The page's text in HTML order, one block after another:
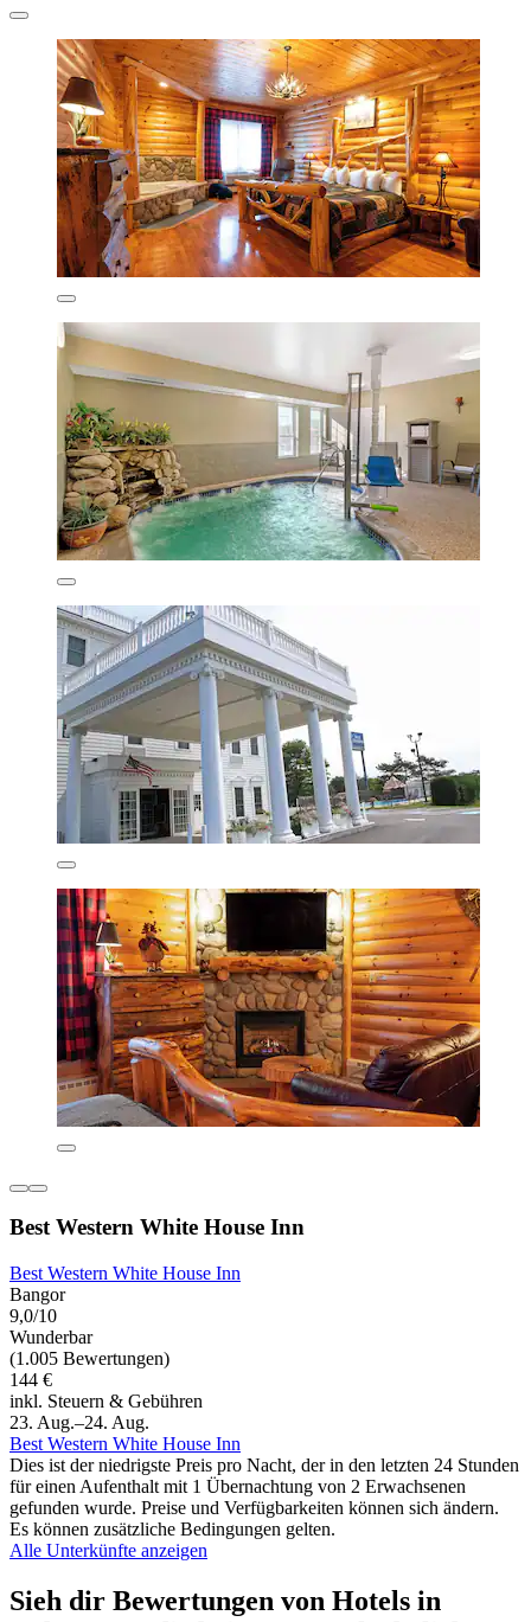
Best Western White House Inn
Best Western White House Inn
Bangor
9,0/10
Wunderbar
(1.005 Bewertungen)
144 €
inkl. Steuern & Gebühren
23. Aug.–24. Aug.
Best Western White House Inn
Dies ist der niedrigste Preis pro Nacht, der in den letzten 24 Stunden
für einen Aufenthalt mit 1 Übernachtung von 2 Erwachsenen
gefunden wurde. Preise und Verfügbarkeiten können sich ändern.
Es können zusätzliche Bedingungen gelten.
Alle Unterkünfte anzeigen
Sieh dir Bewertungen von Hotels in